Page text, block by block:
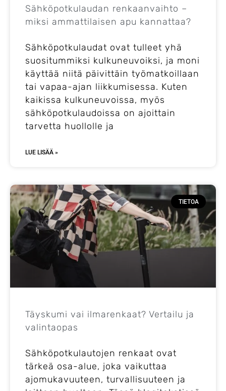
Sähköpotkulaudan renkaanvaihto –
miksi ammattilaisen apu kannattaa?
Sähköpotkulaudat ovat tulleet yhä
suositummiksi kulkuneuvoiksi, ja moni
käyttää niitä päivittäin työmatkoillaan
tai vapaa-ajan liikkumisessa. Kuten
kaikissa kulkuneuvoissa, myös
sähköpotkulaudoissa on ajoittain
tarvetta huollolle ja
LUE LISÄÄ »
TIETOA
Täyskumi vai ilmarenkaat? Vertailu ja
valintaopas
Sähköpotkulautojen renkaat ovat
tärkeä osa-alue, joka vaikuttaa
ajomukavuuteen, turvallisuuteen ja